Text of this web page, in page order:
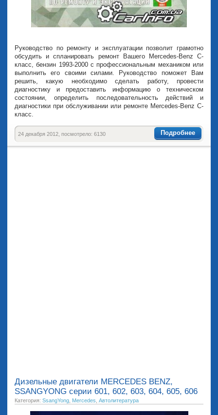
Руководство по ремонту и эксплуатации позволит грамотно
обсудить и спланировать ремонт Вашего Mercedes-Benz С-
класс, бензин 1993-2000 с профессиональным механиком или
выполнить его своими силами. Руководство поможет Вам
решить, какую необходимо сделать работу, провести
диагностику и предоставить информацию о техническом
состоянии, определить последовательность действий и
диагностики при обслуживании или ремонте Mercedes-Benz С-
класс.
Подробнее
24 декабря 2012, посмотрело: 6130
Дизельные двигатели MERCEDES BENZ,
SSANGYONG серии 601, 602, 603, 604, 605, 606
Категория: SsangYong Mercedes Автолитература